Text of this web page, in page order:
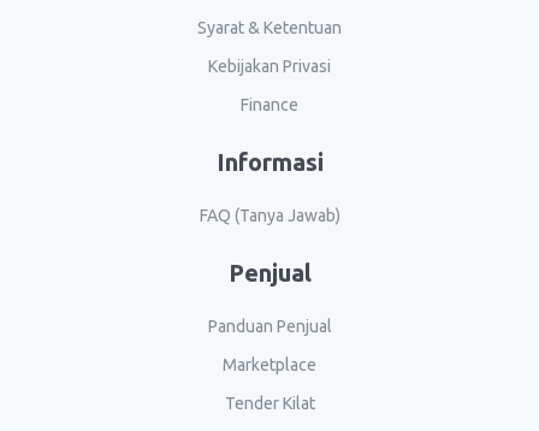
Syarat & Ketentuan
Kebijakan Privasi
Finance
Informasi
FAQ (Tanya Jawab)
Penjual
Panduan Penjual
Marketplace
Tender Kilat